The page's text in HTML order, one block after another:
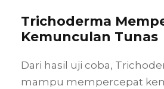
Trichoderma
Kemunculan Tunas
Dari hasil uji coba,
mampu mempercepat